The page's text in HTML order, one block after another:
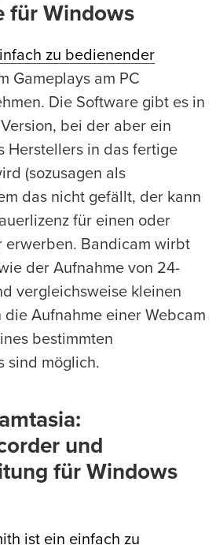
für Windows
zu bedienender
Gameplays am PC
Die Software gibt es in
bei der aber ein
Herstellers in das fertige
(sozusagen als
das nicht gefällt, der kann
für einen oder
erwerben. Bandicam wirbt
der Aufnahme von 24-
vergleichsweise kleinen
die Aufnahme einer Webcam
bestimmten
sind möglich.
und
für Windows
ist ein einfach zu